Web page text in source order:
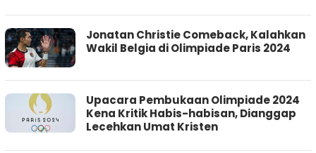
Jonatan Christie Comeback, Kalahkan
Wakil Belgia di Olimpiade Paris 2024
Upacara Pembukaan Olimpiade 2024
Kena Kritik Habis-habisan, Dianggap
Lecehkan Umat Kristen